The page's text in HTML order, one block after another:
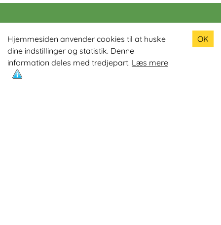
Hjemmesiden anvender cookies til at huske
dine indstillinger og statistik. Denne
information deles med tredjepart. Læs mere
OK
Populære produkter
Odin R900 Romaskine
Odin S900 Spinningcykel